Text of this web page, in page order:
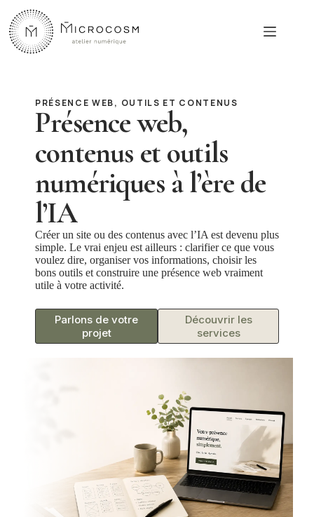
contenu
PRÉSENCE WEB, OUTILS ET CONTENUS
Présence web,
contenus et outils
numériques à l’ère de
l’IA
Créer un site ou des contenus avec l’IA est devenu plus
simple. Le vrai enjeu est ailleurs : clarifier ce que vous
voulez dire, organiser vos informations, choisir les
bons outils et construire une présence web vraiment
utile à votre activité.
Parlons de votre
projet
Découvrir les
services